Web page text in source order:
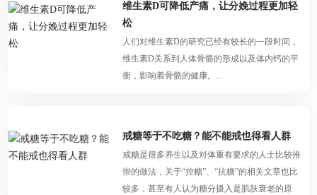
维生素D可降低产痛，让分娩过程更加轻
松
人们对维生素D的研究已经有较长的一段时间，
维生素D关系到人体骨骼的形成以及体内钙的平
衡，影响着骨骼的健康。...
戒糖等于不吃糖？能不能戒也得看人群
戒糖是很多养生以及对体重有要求的人士比较推
崇的做法，关于“控糖”、“抗糖”的相关文章也比
较多，甚至有人认为糖分摄入是肌肤衰老的原